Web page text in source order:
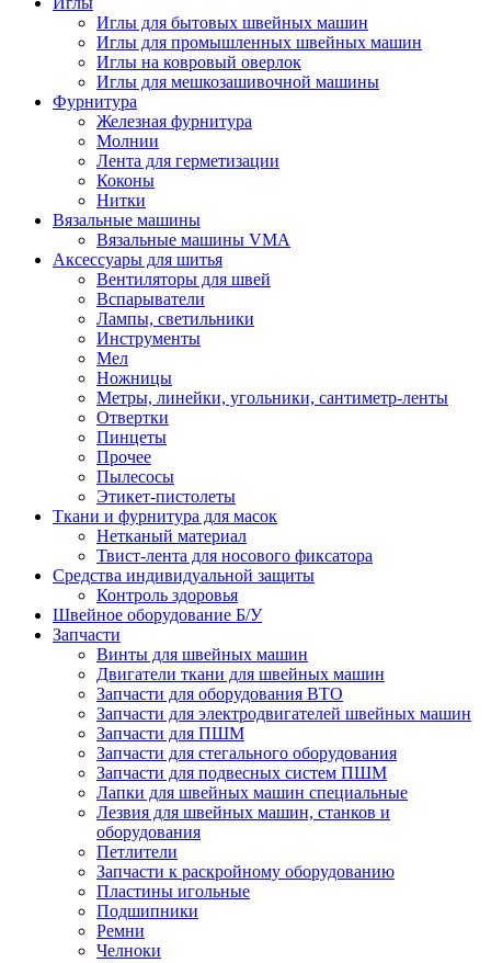
Иглы для бытовых швейных машин
Иглы для промышленных швейных машин
Иглы на ковровый оверлок
Иглы для мешкозашивочной машины
Фурнитура
Железная фурнитура
Молнии
Лента для герметизации
Коконы
Нитки
Вязальные машины
Вязальные машины VMA
Аксессуары для шитья
Вентиляторы для швей
Вспарыватели
Лампы, светильники
Инструменты
Мел
Ножницы
Метры, линейки, угольники, сантиметр-ленты
Отвертки
Пинцеты
Прочее
Пылесосы
Этикет-пистолеты
Ткани и фурнитура для масок
Нетканый материал
Твист-лента для носового фиксатора
Средства индивидуальной защиты
Контроль здоровья
Швейное оборудование Б/У
Запчасти
Винты для швейных машин
Двигатели ткани для швейных машин
Запчасти для оборудования ВТО
Запчасти для электродвигателей швейных машин
Запчасти для ПШМ
Запчасти для стегального оборудования
Запчасти для подвесных систем ПШМ
Лапки для швейных машин специальные
Лезвия для швейных машин, станков и
оборудования
Петлители
Запчасти к раскройному оборудованию
Пластины игольные
Подшипники
Ремни
Челноки